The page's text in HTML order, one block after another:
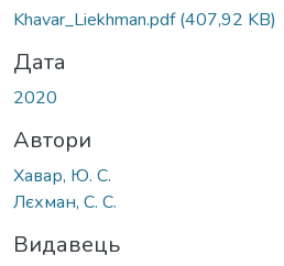
Khavar_Liekhman.pdf(407,92 KB)
Дата
2020
Автори
Хавар, Ю. С.
Лєхман, С. С.
Видавець